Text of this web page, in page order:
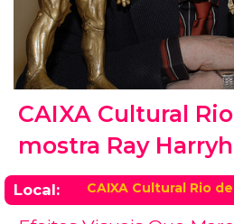
CAIXA Cultural
mostra Ray
Local: CAIXA Cultural Rio